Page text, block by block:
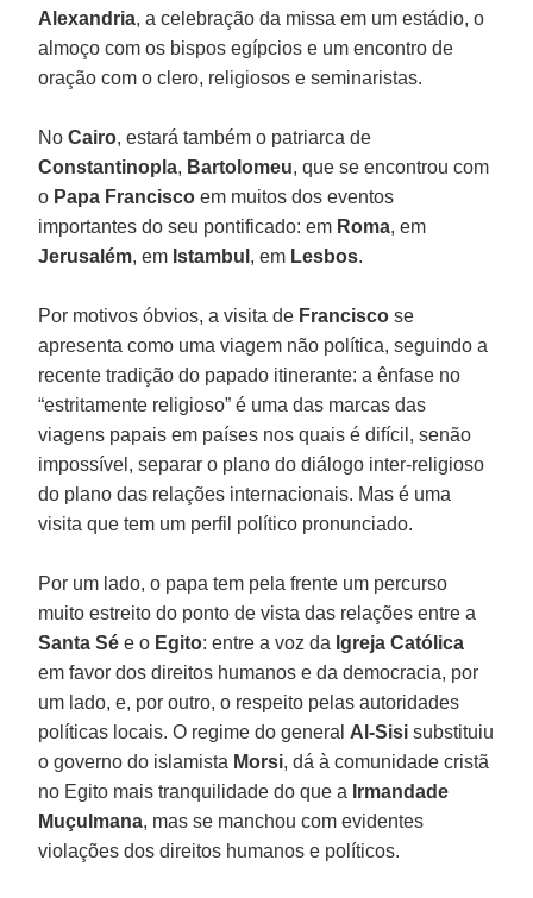
Alexandria, a celebração da missa em um estádio, o
almoço com os bispos egípcios e um encontro de
oração com o clero, religiosos e seminaristas.
NoCairo, estará também o patriarca de
Constantinopla, Bartolomeu, que se encontrou com
o Papa Francisco em muitos dos eventos
importantes do seu pontificado: em Roma, em
Jerusalém, em Istambul , em Lesbos.
Por motivos óbvios, a visita de Francisco se
apresenta como uma viagem não política, seguindo a
recente tradição do papado itinerante: a ênfase no
“estritamente religioso” é uma das marcas das
viagens papais em países nos quais é difícil, senão
impossível, separar o plano do diálogo inter-religioso
do plano das relações internacionais. Mas é uma
visita que tem um perfil político pronunciado.
Por um lado, o papa tem pela frente um percurso
muito estreito do ponto de vista das relações entre a
Santa Sé e o Egito: entre a voz da Igreja Católica
em favor dos direitos humanos e da democracia, por
um lado, e, por outro, o respeito pelas autoridades
políticas locais. O regime do general Al-Sisi substituiu
o governo do islamista Morsi, dá à comunidade cristã
no Egito mais tranquilidade do que a Irmandade
Muçulmana, mas se manchou com evidentes
violações dos direitos humanos e políticos.